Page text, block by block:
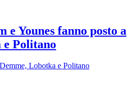
Younes fanno posto a
e Politano
Lobotka e Politano